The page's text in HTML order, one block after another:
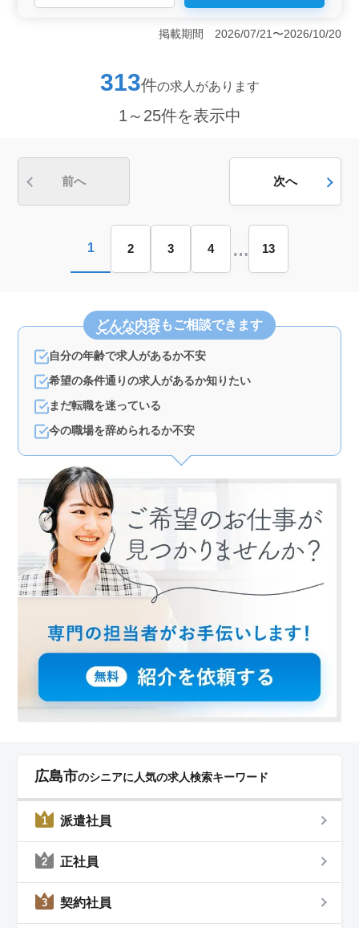
＜働くメリット＞ 中高年歓迎で神経内科クリニックで
医療事務募集しています。車通勤可能でアクセス便利で
し。週3日以上勤務可能で柔軟な働き方が可能。経験者優
＞ 神経内科クリニックで受付、会計、カルテ、電子カ
ルテ、レセプト、診療補助等幅広い業務です。経験を活
迎です。 ＜働く環境の特徴＞ 禁煙環境となりま
掲載期間 2026/07/21〜2026/10/20
313件の求人があります
1～25件を表示中
前へ 次へ
1 2 3 4 … 13
どんな内容もご相談できます
自分の年齢で求人があるか不安
希望の条件通りの求人があるか知りたい
まだ転職を迷っている
今の職場を辞められるか不安
広島市のシニアに人気の求人検索キーワード
1 派遣社員
2 正社員
3 契約社員